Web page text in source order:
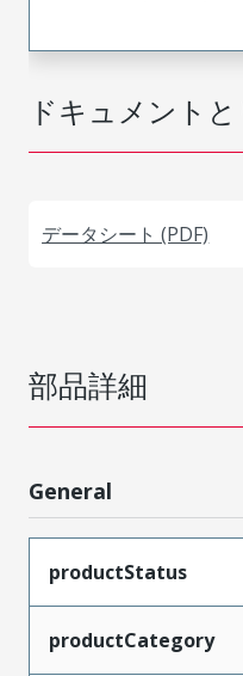
ドキュメント
データシート (PDF)
部品詳細
General
productStatus
productCategory